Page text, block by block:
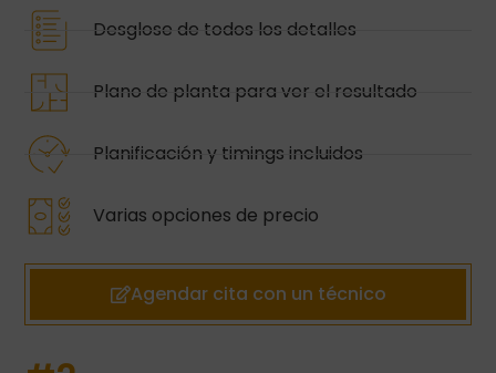
Desglose de todos los detalles
Plano de planta para ver el resultado
Planificación y timings incluidos
Varias opciones de precio
Agendar cita con un técnico